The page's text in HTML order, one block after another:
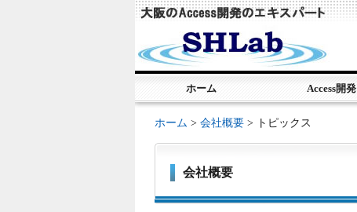
ホーム Access開発
ホーム > 会社概要 > トピックス
会社概要